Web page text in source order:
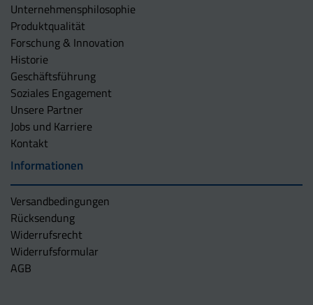
Unternehmens­philosophie
Produktqualität
Forschung & Innovation
Historie
Geschäftsführung
Soziales Engagement
Unsere Partner
Jobs und Karriere
Kontakt
Informationen
Versandbedingungen
Rücksendung
Widerrufsrecht
Widerrufsformular
AGB